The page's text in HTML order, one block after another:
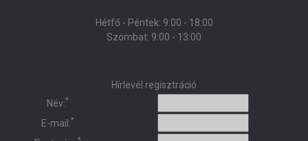
Hétfő - Péntek: 9:00 - 18:00
Szombat: 9:00 - 13:00
Hírlevél regisztráció
Név:*
E-mail:*